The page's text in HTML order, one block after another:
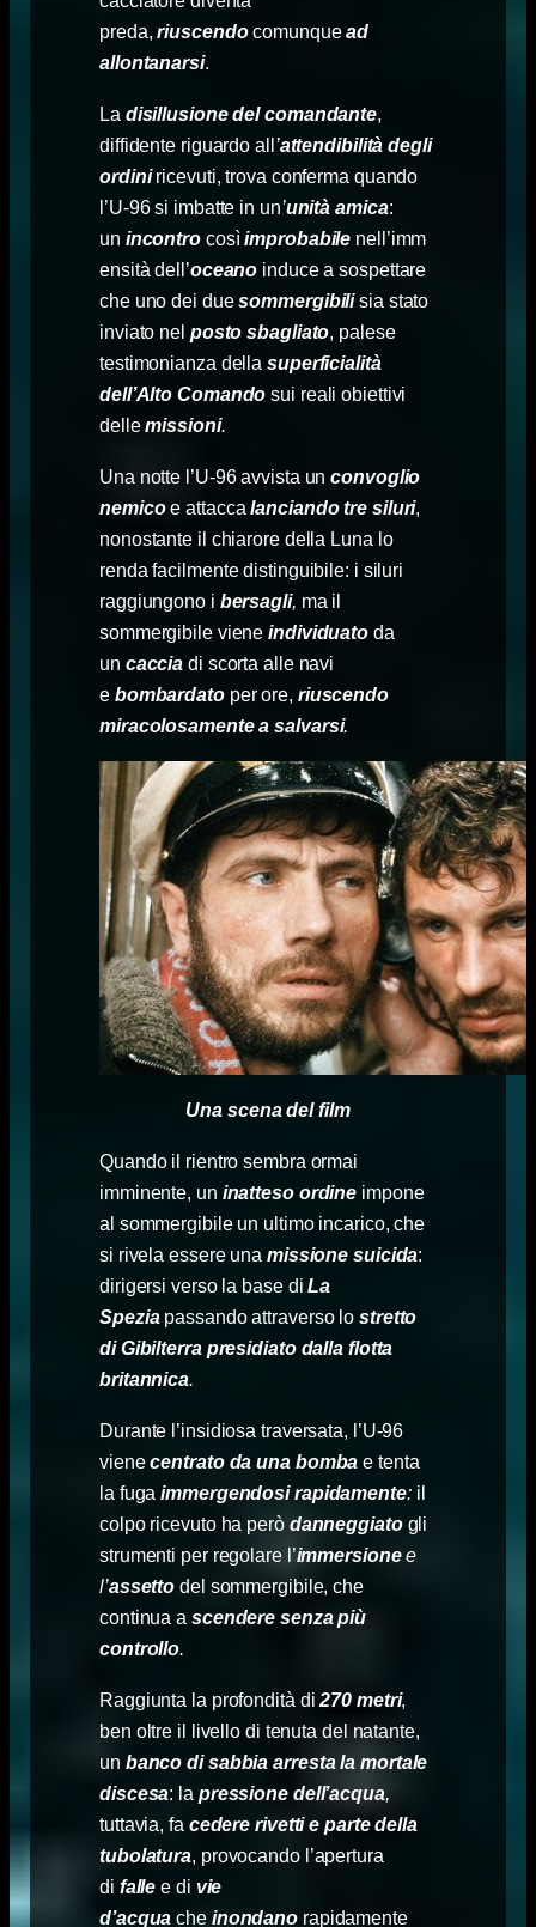
preda,riuscendo comunquead
allontanarsi.
La disillusione del comandante,
diffidente riguardo all ’attendibilità degli
ordini ricevuti, trova conferma quando
l’U-96 si imbatte in un’unità amica:
un incontro così improbabile nell’imm
ensità dell’oceano induce a sospettare
che uno dei duesommergibili sia stato
inviato nel posto sbagliato, palese
testimonianza dellasuperficialità
dell’Alto Comando sui reali obiettivi
dellemissioni.
Una notte l’U-96 avvista unconvoglio
nemico e attaccalanciando tre siluri,
nonostante il chiarore della Luna lo
renda facilmente distinguibile: i siluri
raggiungono i bersagli, ma il
sommergibile vieneindividuato da
un caccia di scorta alle navi
e bombardatoper ore, riuscendo
miracolosamente a salvarsi.
Una scena del film
Quando il rientro sembra ormai
imminente, un inatteso ordine impone
al sommergibile un ultimo incarico, che
si rivela essere una missione suicida:
dirigersi verso la base diLa
Speziapassando attraverso lostretto
di Gibilterra presidiato dalla flotta
britannica.
Durante l’insidiosa traversata, l’U-96
vienecentrato da una bomba e tenta
la fugaimmergendosi rapidamente:il
colpo ricevuto ha però danneggiatogli
strumenti per regolare l’immersionee
l’assetto del sommergibile, che
continua a scendere senza più
controllo.
Raggiunta la profondità di270 metri,
ben oltre il livello di tenuta del natante,
un banco di sabbia arresta la mortale
discesa: la pressione dell’acqua,
tuttavia, fa cedere rivetti e parte della
tubolatura, provocando l’apertura
di falle e di vie
d’acqua che inondano rapidamente